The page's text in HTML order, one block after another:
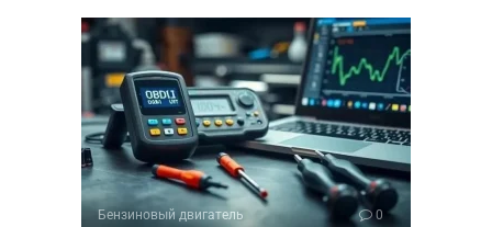
Бензиновый двигатель 0